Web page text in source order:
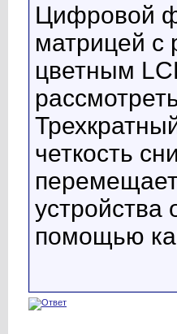
Цифровой
матрицей с
цветным
четкость
помощью